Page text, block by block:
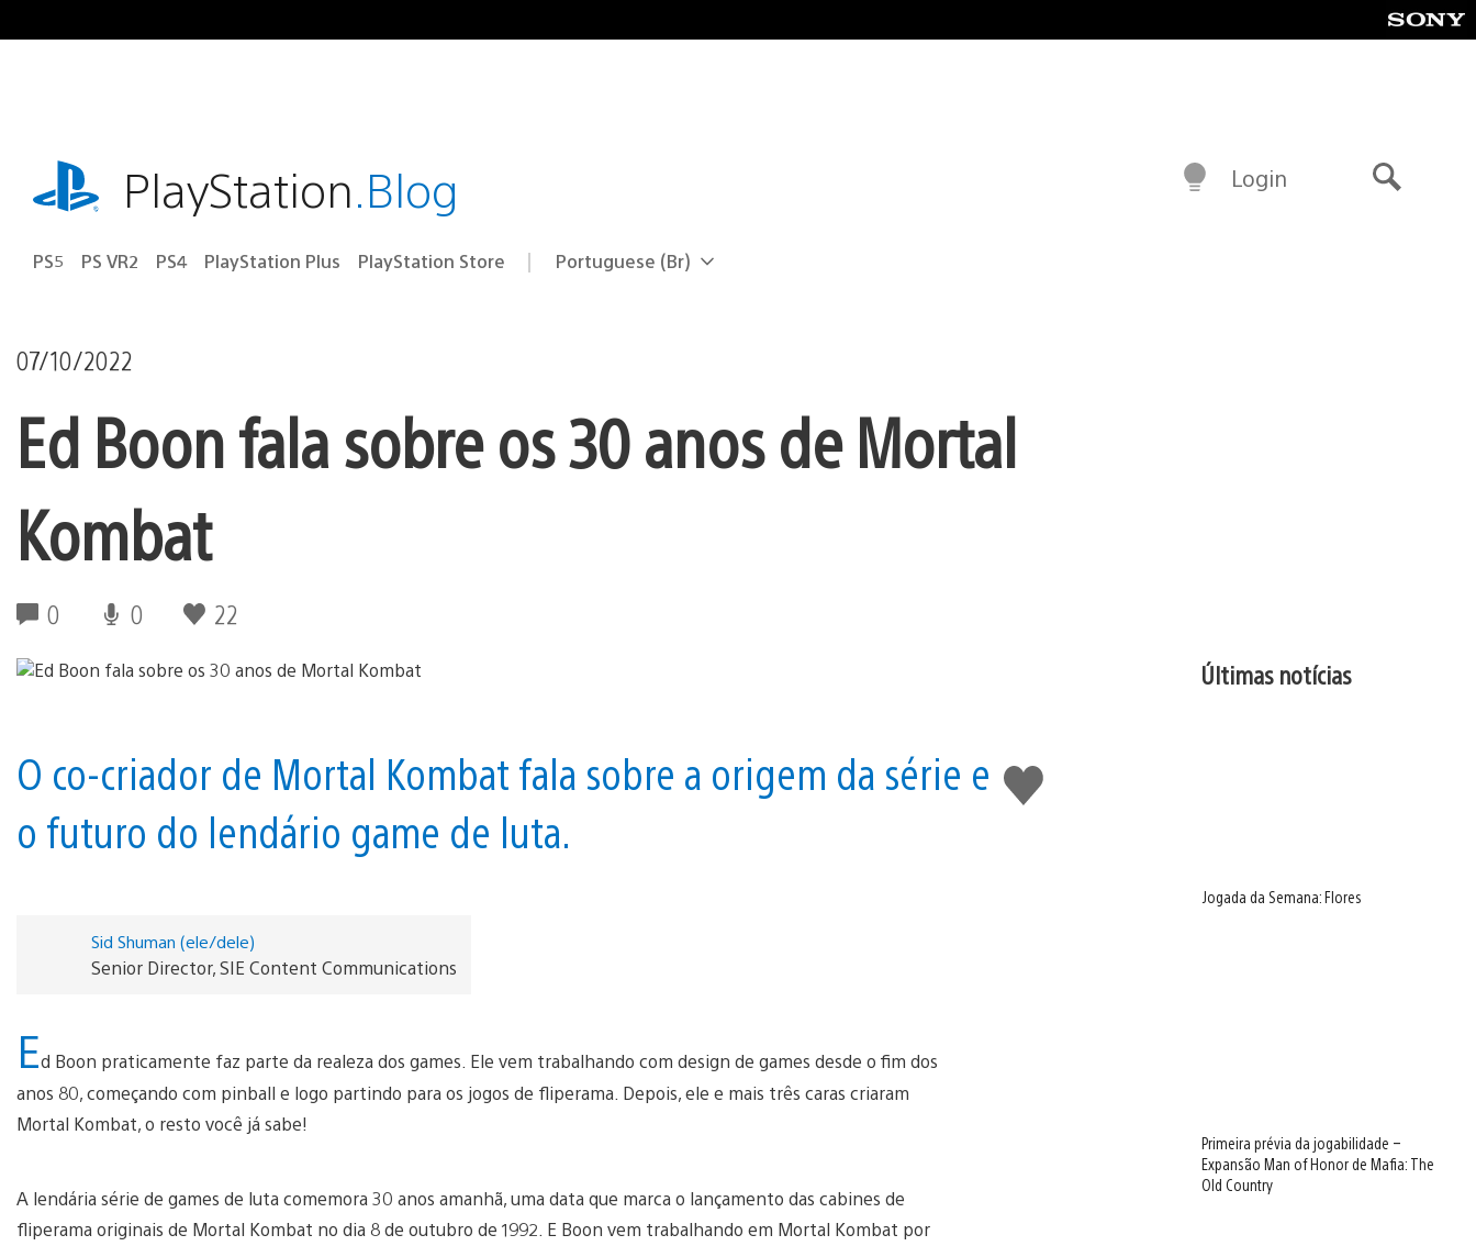
para
playstation.comPlayStation.Blog
PS5 PS VR2 PS4 PlayStation Plus PlayStation Store Selecione
Região
Portuguese (Br)
Login
07/10/2022
Ed Boon fala sobre os 30 anos de Mortal
Kombat
0 0 22
Curtir
O co-criador de Mortal Kombat fala sobre a origem da série e
o futuro do lendário game de luta.
Sid Shuman (ele/dele)
Senior Director, SIE Content Communications
Ed Boon praticamente faz parte da realeza dos games. Ele vem trabalhando com design de games desde o fim dos
anos 80, começando com pinball e logo partindo para os jogos de fliperama. Depois, ele e mais três caras criaram
Mortal Kombat, o resto você já sabe!
A lendária série de games de luta comemora 30 anos amanhã, uma data que marca o lançamento das cabines de
fliperama originais de Mortal Kombat no dia 8 de outubro de 1992. E Boon vem trabalhando em Mortal Kombat por
Últimas notícias
Jogada da Semana: Flores
Primeira prévia da jogabilidade –
Expansão Man of Honor de Mafia: The
Old Country